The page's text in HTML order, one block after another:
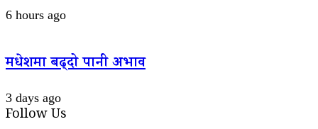
6 hours ago
मधेशमा बढ्दो पानी अभाव
3 days ago
Follow Us